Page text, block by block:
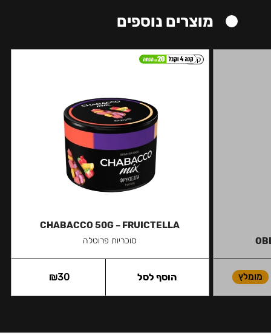
מוצרים נוספים
מומלץ
קל
CHABACCO 50G – FRUICTELLA
סוכריות פרוטלה
₪30 הוסף לסל